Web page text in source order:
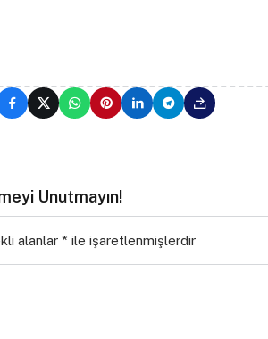
Unutmayın!
alanlar * ile işaretlenmişlerdir